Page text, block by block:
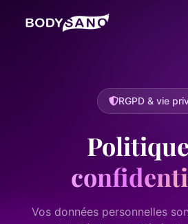
La Méthode BodySano
Calories par activité
Calories par aliment
RGPD & vie
Vos données personnelles